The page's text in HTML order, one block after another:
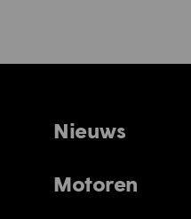
Nieuws
Motoren